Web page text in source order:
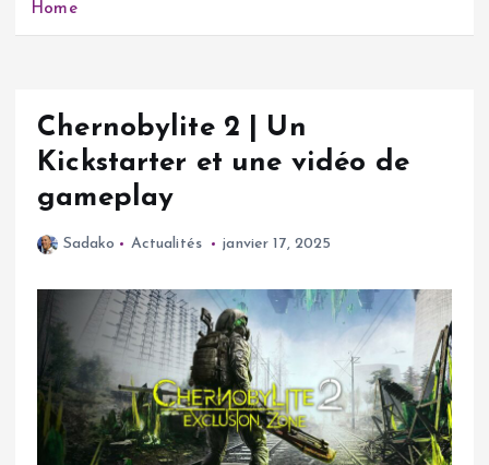
Home
Chernobylite 2 | Un
Kickstarter et une vidéo de
gameplay
Sadako Actualités janvier 17, 2025